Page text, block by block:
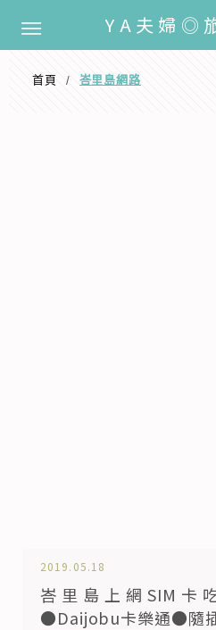
YA夫婦◎
首頁 / 峇里島網路
2019.05.18
峇里島上網SIM卡
●Daijobu卡樂通●隨